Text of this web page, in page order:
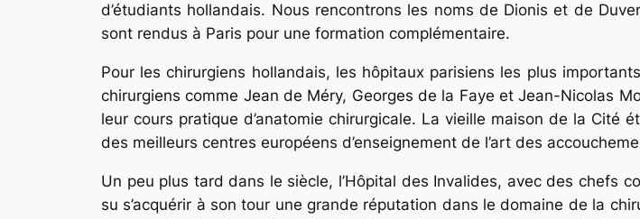
d’étudiants hollandais. Nous rencontrons les noms de Dionis et de
sont rendus à Paris pour une formation complémentaire.
Pour les chirurgiens hollandais, les hôpitaux parisiens les plus
chirurgiens comme Jean de Méry, Georges de la Faye et Jean-Nicolas
leur cours pratique d’anatomie chirurgicale. La vieille maison de la Cité
des meilleurs centres européens d’enseignement de l’art des
Un peu plus tard dans le siècle, l’Hôpital des Invalides, avec des chefs
su s’acquérir à son tour une grande réputation dans le domaine de la